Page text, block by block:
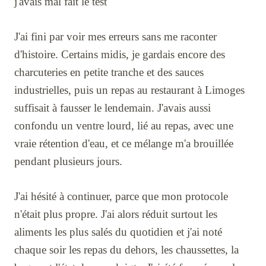
J'ai fini par voir mes erreurs sans me raconter
d'histoire. Certains midis, je gardais encore des
charcuteries en petite tranche et des sauces
industrielles, puis un repas au restaurant à Limoges
suffisait à fausser le lendemain. J'avais aussi
confondu un ventre lourd, lié au repas, avec une
vraie rétention d'eau, et ce mélange m'a brouillée
pendant plusieurs jours.
J'ai hésité à continuer, parce que mon protocole
n'était plus propre. J'ai alors réduit surtout les
aliments les plus salés du quotidien et j'ai noté
chaque soir les repas du dehors, les chaussettes, la